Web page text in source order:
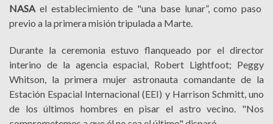
NASA el establecimiento de "una base lunar”, como paso
previo a la primera misión tripulada a Marte.
Durante la ceremonia estuvo flanqueado por el director
interino de la agencia espacial, Robert Lightfoot; Peggy
Whitson, la primera mujer astronauta comandante de la
Estación Espacial Internacional (EEI) y Harrison Schmitt, uno
de los últimos hombres en pisar el astro vecino. "Nos